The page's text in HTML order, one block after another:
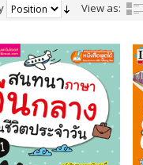
View as: